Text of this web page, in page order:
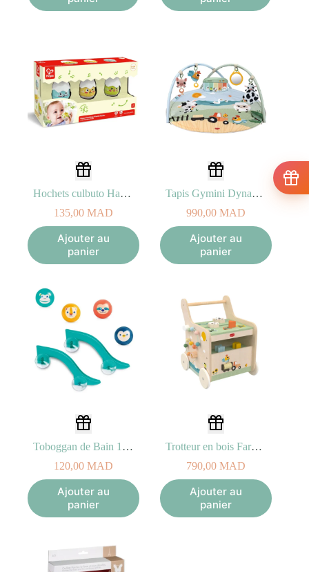
Hochets culbuto Hatchlings
135,00 MAD
Ajouter au
panier
Tapis Gymini Dynamique Farmers Funday 0M+ Tiny Love
990,00 MAD
Ajouter au
panier
Toboggan de Bain 10M+
120,00 MAD
Ajouter au
panier
Trotteur en bois Farmers 12M+
790,00 MAD
Ajouter au
panier